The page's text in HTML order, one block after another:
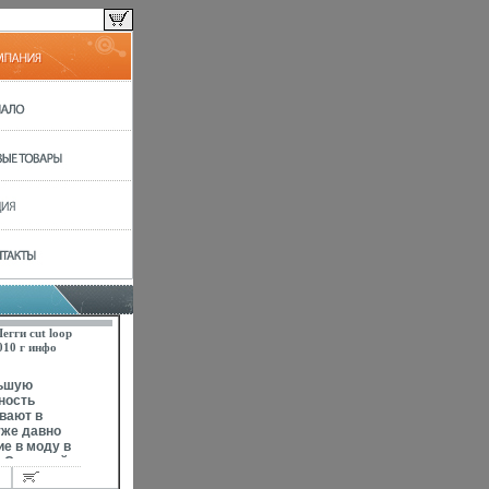
cut loop
г инфо
в
давно
в моду в
Северной
с